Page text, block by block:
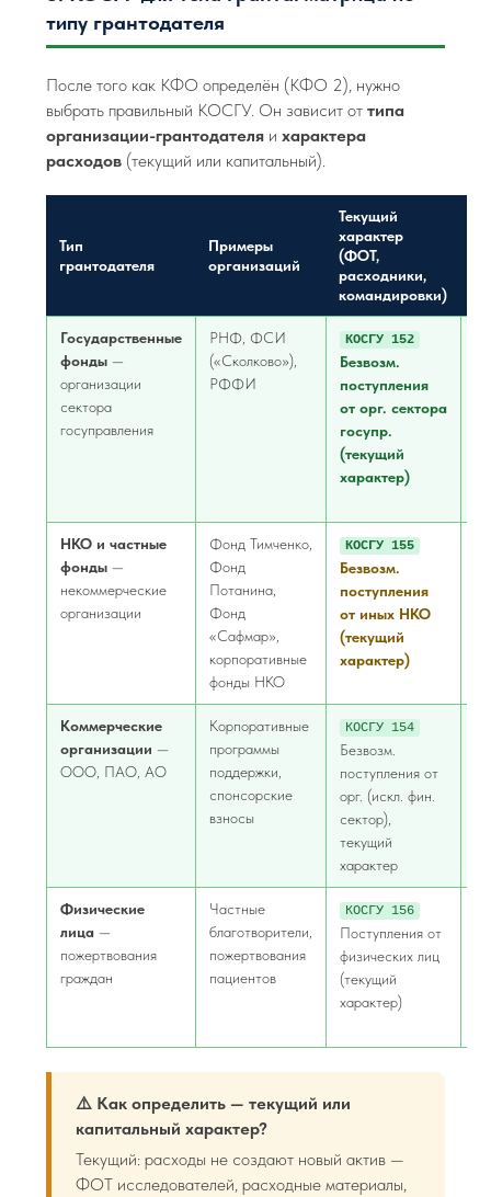
типу грантодателя
После того как КФО определён (КФО 2), нужно
выбрать правильный КОСГУ. Он зависит от типа
организации-грантодателя и характера
расходов (текущий или капитальный).
Тип
грантодателя
Примеры
организаций
Текущий
характер
(ФОТ,
расходники,
командировки)
Государственные
фонды —
организации
сектора
госуправления
РНФ, ФСИ
(«Сколково»),
РФФИ
КОСГУ 152
Безвозм.
поступления
от орг. сектора
госупр.
(текущий
характер)
НКО и частные
фонды —
некоммерческие
организации
Фонд Тимченко,
Фонд
Потанина,
Фонд
«Сафмар»,
корпоративные
фонды НКО
КОСГУ 155
Безвозм.
поступления
от иных НКО
(текущий
характер)
Коммерческие
организации —
ООО, ПАО, АО
Корпоративные
программы
поддержки,
спонсорские
взносы
КОСГУ 154
Безвозм.
поступления от
орг. (искл. фин.
сектор),
текущий
характер
Физические
лица —
пожертвования
граждан
Частные
благотворители,
пожертвования
пациентов
КОСГУ 156
Поступления от
физических лиц
(текущий
характер)
⚠️ Как определить — текущий или
капитальный характер?
Текущий: расходы не создают новый актив —
ФОТ исследователей, расходные материалы,